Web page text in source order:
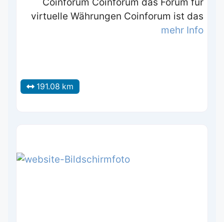
Coinforum Coinforum das Forum für
virtuelle Währungen Coinforum ist das
mehr Info
191.08 km